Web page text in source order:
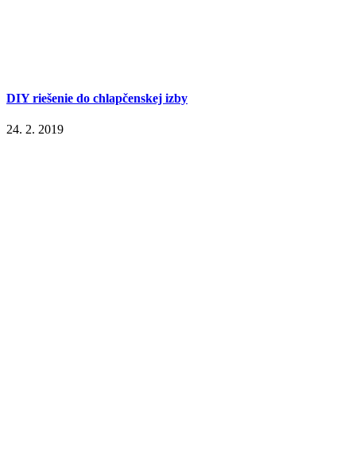
DIY riešenie do chlapčenskej izby
24. 2. 2019